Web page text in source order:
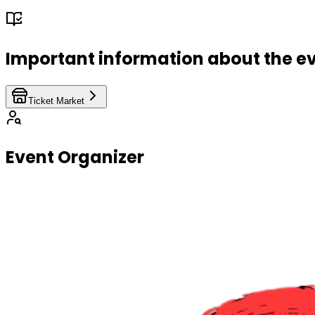
Important information about the
Ticket Market
Event Organizer